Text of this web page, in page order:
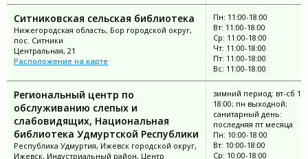
Ситниковская сельская библиотека
Нижегородская область, Бор городской округ,
пос. Ситники
Центральная, 21
Расположение на карте
Пн: 11:00-18:00
Вт: 11:00-18:00
Ср: 11:00-18:00
Чт: 11:00-18:00
Пт: 11:00-18:00
Вс: 11:00-18:00
Региональный центр по
обслуживанию слепых и
слабовидящих, Национальная
библиотека Удмуртской Республики
Республика Удмуртия, Ижевск городской округ,
Ижевск, Индустриальный район, Центр
зимний период: вт-сб
18:00; пн выходной;
санитарный день:
последняя пт месяца
Пн: 10:00-18:00
Вт: 10:00-18:00
Ср: 10:00-18:00